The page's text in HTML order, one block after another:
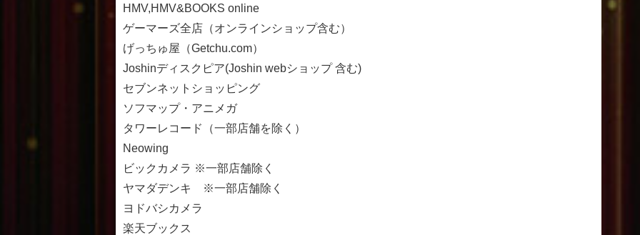
HMV,HMV&BOOKS online
ゲーマーズ全店（オンラインショップ含む）
げっちゅ屋（Getchu.com）
Joshinディスクピア(Joshin webショップ 含む)
セブンネットショッピング
ソフマップ・アニメガ
タワーレコード（一部店舗を除く）
Neowing
ビックカメラ ※一部店舗除く
ヤマダデンキ ※一部店舗除く
ヨドバシカメラ
楽天ブックス